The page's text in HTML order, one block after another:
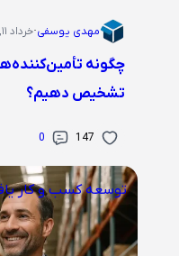
مهدی یوسفی·خرداد ۱۱, ۱۴۰۴
چگونه
تشخیص دهیم؟
147
0
توسعه کسب و کار